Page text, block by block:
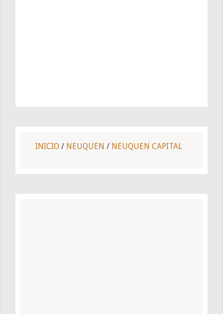
INICIO / NEUQUEN / NEUQUEN CAPITAL